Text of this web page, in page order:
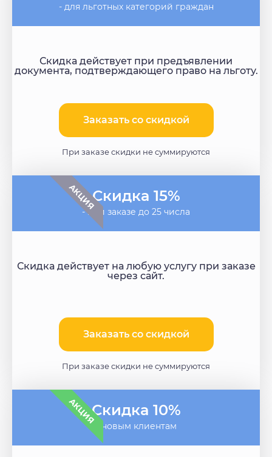
- для льготных категорий граждан
Скидка действует при предъявлении
документа, подтверждающего право на льготу.
Заказать со скидкой​
При заказе скидки не суммируются
АКЦИЯСкидка 15%
- при заказе до 25 числа
Скидка действует на любую услугу при заказе
через сайт.
Заказать со скидкой
При заказе скидки не суммируются
АКЦИЯСкидка 10%
- новым клиентам